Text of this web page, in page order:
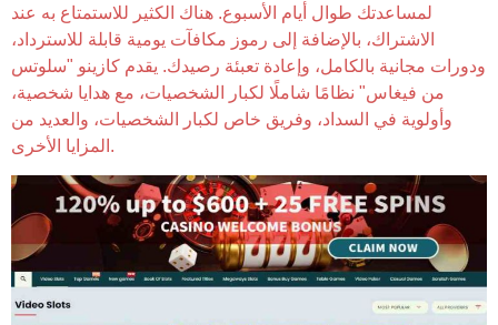
لمساعدتك طوال أيام الأسبوع. هناك الكثير للاستمتاع به عند
الاشتراك، بالإضافة إلى رموز مكافآت يومية قابلة للاسترداد،
ودورات مجانية بالكامل، وإعادة تعبئة رصيدك. يقدم كازينو "سلوتس
من فيغاس" نظامًا شاملًا لكبار الشخصيات، مع هدايا شخصية،
وأولوية في السداد، وفريق خاص لكبار الشخصيات، والعديد من
المزايا الأخرى.